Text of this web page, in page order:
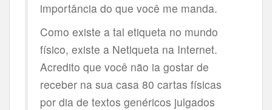
importância do que você me manda.
Como existe a tal etiqueta no mundo
físico, existe a Netiqueta na Internet.
Acredito que você não ia gostar de
receber na sua casa 80 cartas físicas
por dia de textos genéricos julgados